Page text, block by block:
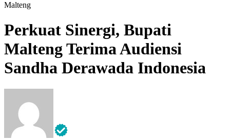
Malteng
Perkuat Sinergi, Bupati
Malteng Terima Audiensi
Sandha Derawada Indonesia